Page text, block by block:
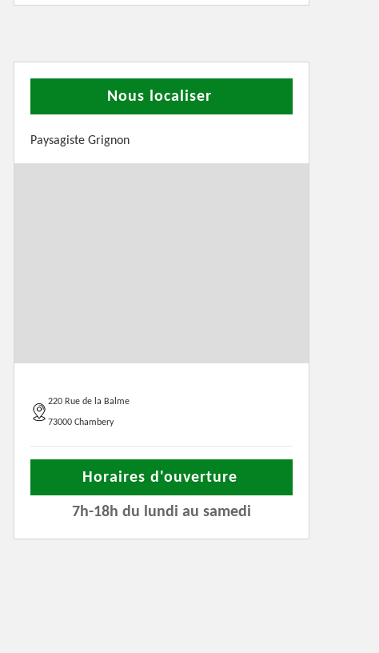
Nous localiser
Paysagiste Grignon
220 Rue de la Balme
73000 Chambery
Horaires d'ouverture
7h-18h du lundi au samedi